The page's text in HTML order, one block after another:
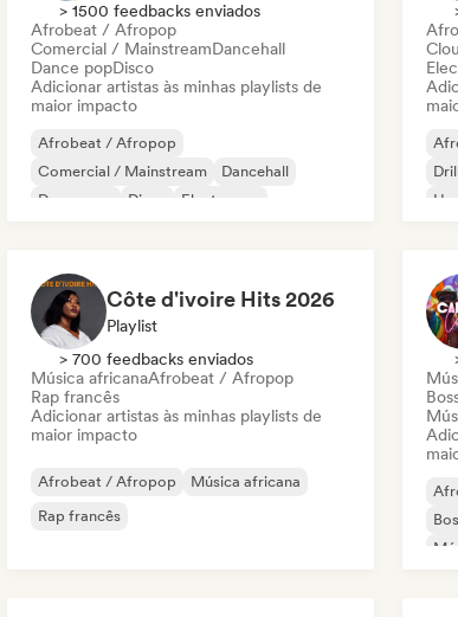
> 1500 feedbacks enviados
Afrobeat / Afropop
Comercial / MainstreamDancehall
Dance popDisco
Adicionar artistas às minhas playlists de
maior impacto
Afrobeat / Afropop
Comercial / Mainstream
Dancehall
Dance pop
Disco
Electropop
Côte d'ivoire Hits 2026
Playlist
> 700 feedbacks enviados
Música africanaAfrobeat / Afropop
Rap francês
Adicionar artistas às minhas playlists de
maior impacto
Afrobeat / Afropop
Música africana
Rap francês